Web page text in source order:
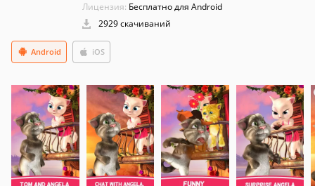
Лицензия: Бесплатно для Android
2929 скачиваний
Android iOS